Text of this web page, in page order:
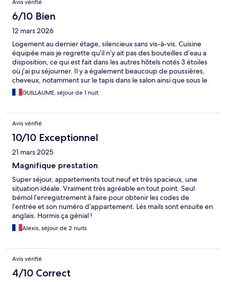
Avis vérifié
6/10 Bien
12 mars 2026
Logement au dernier étage, silencieux sans vis-à-vis. Cuisine
équipée mais je regrette qu’il n’y ait pas des bouteilles d’eau a
disposition, ce qui est fait dans les autres hôtels notés 3 étoiles
où j’ai pu séjourner. Il y a également beaucoup de poussières,
cheveux, notamment sur le tapis dans le salon ainsi que sous le
lit principal. Nous avons observé cela du fait qu’on ait un bébé
de 15 mois qui rampe partout. Un nettoyage du canapé-lit qui
l’utiliser, surtout quand on a un bébé.
GUILLAUME, séjour de 1 nuit
Avis vérifié
10/10 Exceptionnel
21 mars 2025
Magnifique prestation
Super séjour, appartements tout neuf et très spacieux, une
situation idéale. Vraiment très agréable en tout point. Seul
bémol l’enregistrement à faire pour obtenir les codes de
l’entrée et son numéro d’appartement. Lés mails sont ensuite en
anglais. Hormis ça génial !
Alexis, séjour de 2 nuits
Avis vérifié
4/10 Correct